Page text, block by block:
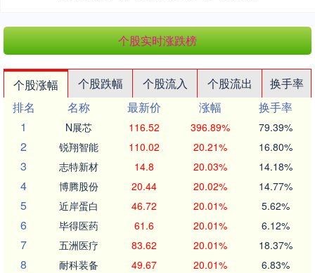
个股实时涨跌榜
个股涨幅 个股跌幅 个股流入 个股流出
换手率
排名
名称 最新价 涨幅
换手率
1
N展芯 116.52 396.89% 79.39%
2 锐翔智能 110.02 20.21% 16.80%
3 志特新材 14.8 20.03% 14.18%
4 博腾股份 20.44 20.02% 14.77%
5 近岸蛋白 46.72 20.01% 5.62%
6 毕得医药 61.6 20.01% 6.12%
7 五洲医疗 83.62 20.01% 18.37%
8 耐科装备 49.67 20.01% 6.83%